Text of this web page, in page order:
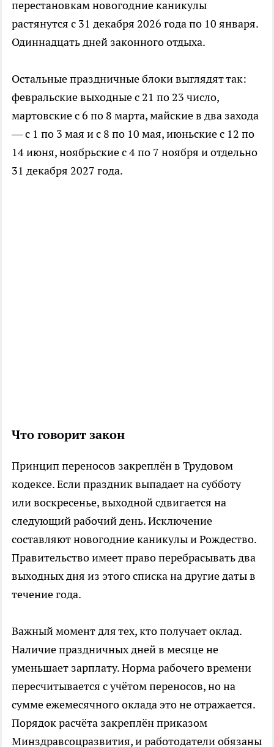
перестановкам новогодние каникулы
растянутся с 31 декабря 2026 года по 10 января.
Одиннадцать дней законного отдыха.
Остальные праздничные блоки выглядят так:
февральские выходные с 21 по 23 число,
мартовские с 6 по 8 марта, майские в два захода
— с 1 по 3 мая и с 8 по 10 мая, июньские с 12 по
14 июня, ноябрьские с 4 по 7 ноября и отдельно
31 декабря 2027 года.
Что говорит закон
Принцип переносов закреплён в Трудовом
кодексе. Если праздник выпадает на субботу
или воскресенье, выходной сдвигается на
следующий рабочий день. Исключение
составляют новогодние каникулы и Рождество.
Правительство имеет право перебрасывать два
выходных дня из этого списка на другие даты в
течение года.
Важный момент для тех, кто получает оклад.
Наличие праздничных дней в месяце не
уменьшает зарплату. Норма рабочего времени
пересчитывается с учётом переносов, но на
сумме ежемесячного оклада это не отражается.
Порядок расчёта закреплён приказом
Минздравсоцразвития, и работодатели обязаны